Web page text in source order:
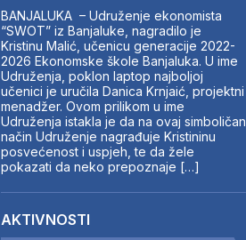
AKTIVNOSTI
SWOT INTERVJU
UČLANI SE
KONTAKT
BANJALUKA – Udruženje ekonomista
“SWOT” iz Banjaluke, nagradilo je
Kristinu Malić, učenicu generacije 2022-
2026 Ekonomske škole Banjaluka. U ime
Udruženja, poklon laptop najboljoj
učenici je uručila Danica Krnjaić, projektni
menadžer. Ovom prilikom u ime
Udruženja istakla je da na ovaj simboličan
način Udruženje nagrađuje Kristininu
posvećenost i uspjeh, te da žele
pokazati da neko prepoznaje […]
AKTIVNOSTI